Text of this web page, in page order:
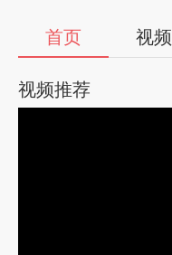
首页 视频
视频推荐